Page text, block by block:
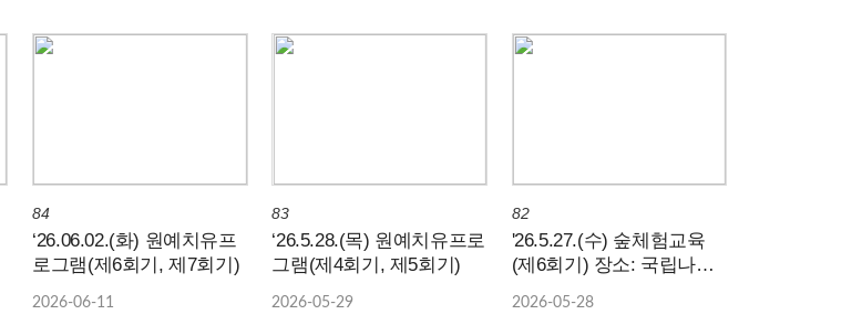
84
‘26.06.02.(화) 원예치유프
로그램(제6회기, 제7회기)
2026-06-11
83
‘26.5.28.(목) 원예치유프로
그램(제4회기, 제5회기)
2026-05-29
82
'26.5.27.(수) 숲체험교육
(제6회기) 장소: 국립나주
2026-05-28